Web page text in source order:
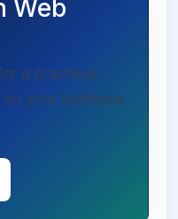
Web
a practical
your business